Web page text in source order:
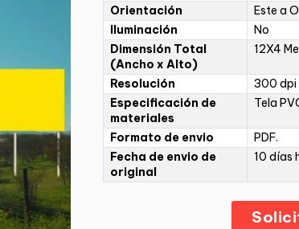
Orientación
Este a
Iluminación
No
Dimensión Total
(Ancho x Alto)
12X4
Resolución
300 dpi
Especificación de
materiales
Tela
Formato de envio
PDF.
Fecha de envio de
original
10 días